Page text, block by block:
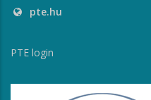
pte.hu
PTE login